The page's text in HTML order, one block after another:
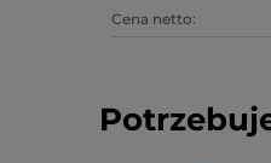
Cena netto: